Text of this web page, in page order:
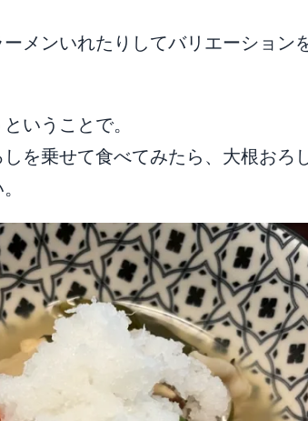
メンいれたりしてバリエーション
いうことで。
を乗せて食べてみたら、大根おろ